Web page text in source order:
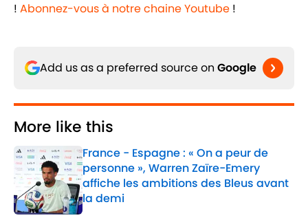
! Abonnez-vous à notre chaine Youtube !
Add us as a preferred source on Google
More like this
France - Espagne : « On a peur de
personne », Warren Zaïre-Emery
affiche les ambitions des Bleus avant
la demi
Published by on Invalid Date